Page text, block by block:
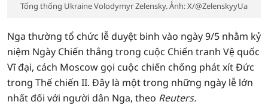
Tổng thống Ukraine Volodymyr Zelensky. Ảnh: X/@ZelenskyyUa
Nga thường tổ chức lễ duyệt binh vào ngày 9/5 nhằm kỷ
niệm Ngày Chiến thắng trong cuộc Chiến tranh Vệ quốc
Vĩ đại, cách Moscow gọi cuộc chiến chống phát xít Đức
trong Thế chiến II. Đây là một trong những ngày lễ lớn
nhất đối với người dân Nga, theo Reuters.